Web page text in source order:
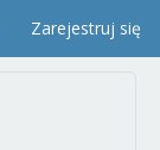
Zarejestruj się